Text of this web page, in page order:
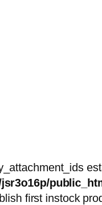
first instock